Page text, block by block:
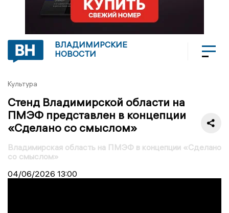
ВЛАДИМИРСКИЕ
НОВОСТИ
Культура
Стенд Владимирской области на
ПМЭФ представлен в концепции
«Сделано со смыслом»
Владимирская область на ПМЭФ в концепции «Сделано
со смыслом»
04/06/2026 13:00